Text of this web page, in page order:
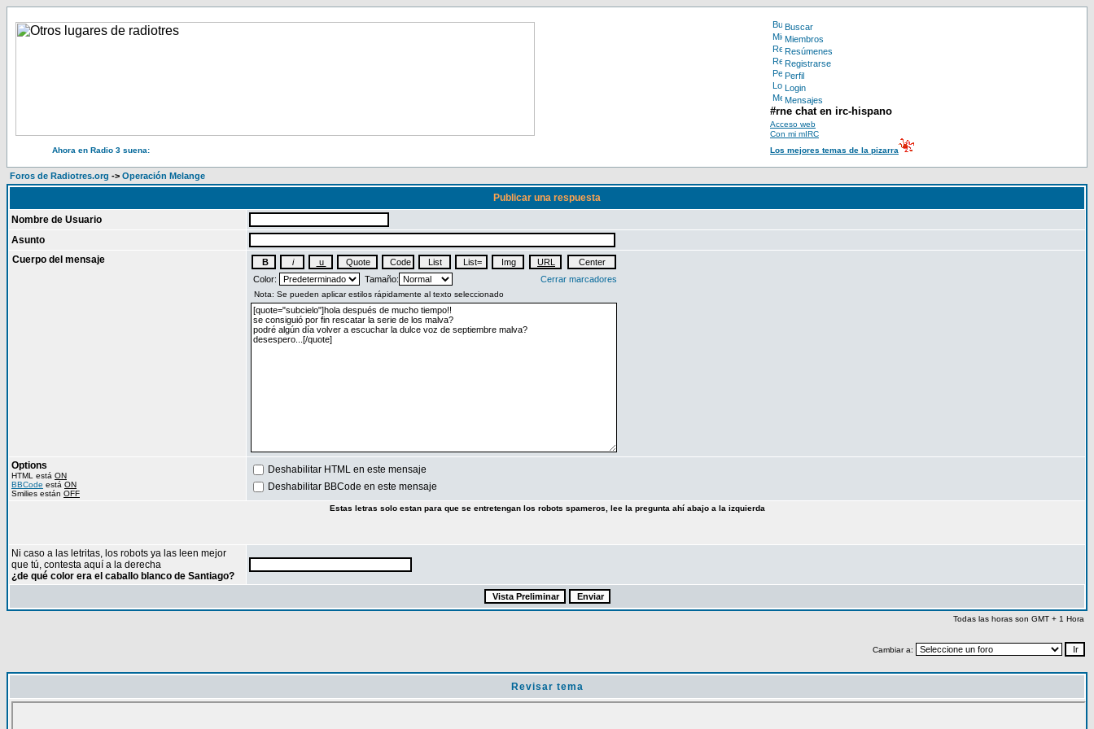
Buscar
Miembros
Resúmenes
Registrarse
Perfil
Login
Mensajes
#rne chat en irc-hispano
Acceso web
Con mi mIRC
Ahora en Radio 3 suena:
Los mejores temas de la pizarra
Foros de Radiotres.org -> Operación Melange
Publicar una respuesta
Nombre de Usuario
Asunto
Cuerpo del mensaje
Color: Tamaño: Cerrar marcadores
Options
HTML está ON
BBCode está ON
Smilies están OFF
Deshabilitar HTML en este mensaje
Deshabilitar BBCode en este mensaje
Estas letras solo estan para que se entretengan los robots spameros, lee la pregunta ahí abajo a la izquierda
Ni caso a las letritas, los robots ya las leen mejor
que tú, contesta aquí a la derecha
¿de qué color era el caballo blanco de Santiago?
Todas las horas son GMT + 1 Hora
Cambiar a:
Revisar tema